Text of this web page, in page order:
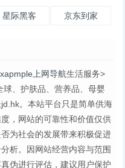
星际黑客 京东到家
上网导航生活服务>
、护肤品、营养品、母婴
。本站平台只是简单供海
，网站的可靠性和价值仅供
为社会的发展带来积极促进
析。因网站经营内容与范围
伪进行评估，建议用户保护